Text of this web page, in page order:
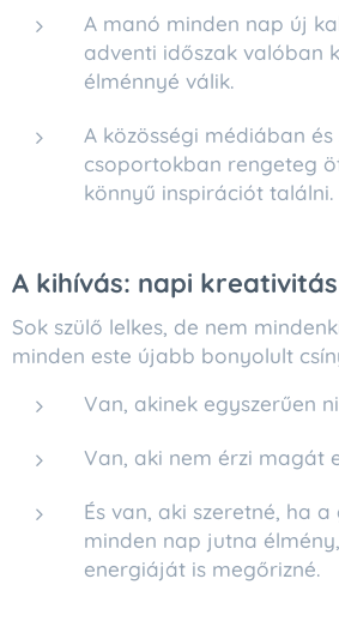
A manó minden nap új
adventi időszak valóban
élménnyé válik.
A közösségi médiában és
csoportokban rengeteg
könnyű inspirációt találni.
A kihívás: napi kreativitás
Sok szülő lelkes, de nem
minden este újabb bonyolult
Van, akinek egyszerűen
Van, aki nem érzi magát
És van, aki szeretné, ha
minden nap jutna
energiáját is megőrizné.